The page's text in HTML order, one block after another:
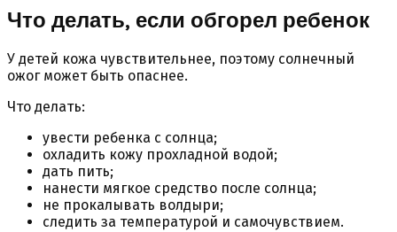
Что делать, если обгорел ребенок
У детей кожа чувствительнее, поэтому солнечный
ожог может быть опаснее.
Что делать:
увести ребенка с солнца;
охладить кожу прохладной водой;
дать пить;
нанести мягкое средство после солнца;
не прокалывать волдыри;
следить за температурой и самочувствием.